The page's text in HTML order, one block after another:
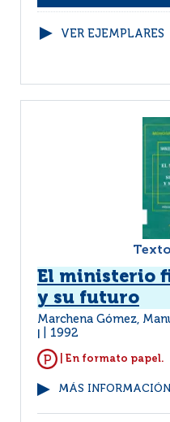
VER EJEMPLARES
El ministerio
y su futuro
Marchena Gómez,
1992
| En formato papel.
MÁS